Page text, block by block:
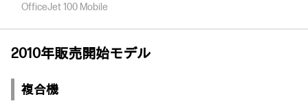
OfficeJet 100 Mobile
2010年販売開始モデル
複合機